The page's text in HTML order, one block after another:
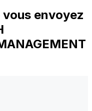
envoyez